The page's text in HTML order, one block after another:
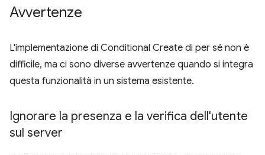
Avvertenze
L'implementazione di Conditional Create di per sé non è
difficile, ma ci sono diverse avvertenze quando si integra
questa funzionalità in un sistema esistente.
Ignorare la presenza e la verifica dell'utente
sul server